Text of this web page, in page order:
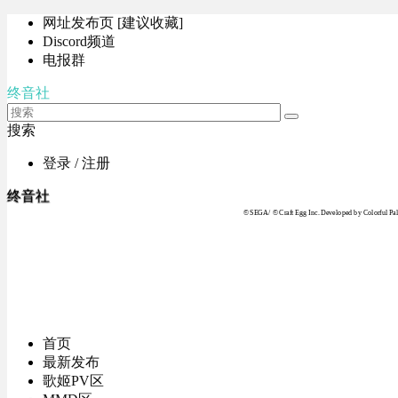
网址发布页 [建议收藏]
Discord频道
电报群
终音社
搜索
登录 / 注册
终音社
© SEGA / © Craft Egg Inc. Developed by Colorful
首页
最新发布
歌姬PV区